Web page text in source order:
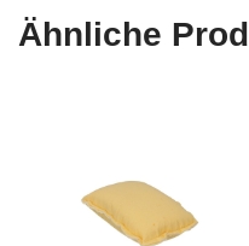
Ähnliche